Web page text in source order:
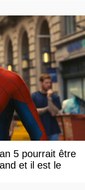
5 pourrait être
et il est le